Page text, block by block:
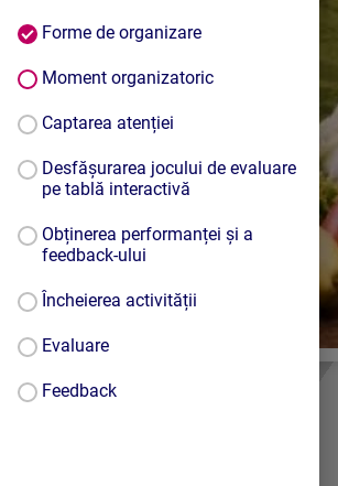
Forme de organizare
Moment organizatoric
Captarea atenției
Desfășurarea jocului de evaluare
pe tablă interactivă
Obținerea performanței și a
feedback-ului
Încheierea activității
Evaluare
Feedback